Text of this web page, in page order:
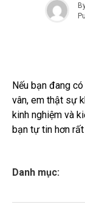
Nếu bạn đang
vân, em thật sự
kinh nghiệm và
bạn tự tin hơn rất
Danh mục: